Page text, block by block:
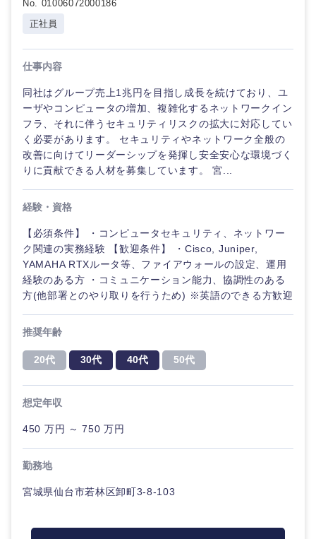
九州・沖縄
福岡県 佐賀県
長崎県 熊本県
大分県 宮崎県
鹿児島県 沖縄県
No. 01006072000186
正社員
仕事内容
同社はグループ売上1兆円を目指し成長を続けており、ユ
ーザやコンピュータの増加、複雑化するネットワークイン
フラ、それに伴うセキュリティリスクの拡大に対応してい
く必要があります。 セキュリティやネットワーク全般の
改善に向けてリーダーシップを発揮し安全安心な環境づく
りに貢献できる人材を募集しています。 宮...
経験・資格
【必須条件】 ・コンピュータセキュリティ、ネットワー
ク関連の実務経験 【歓迎条件】 ・Cisco, Juniper,
YAMAHA RTXルータ等、ファイアウォールの設定、運用
経験のある方 ・コミュニケーション能力、協調性のある
方(他部署とのやり取りを行うため) ※英語のできる方歓迎
推奨年齢
20代 30代 40代 50代
想定年収
450 万円 ～ 750 万円
勤務地
宮城県仙台市若林区卸町3-8-103